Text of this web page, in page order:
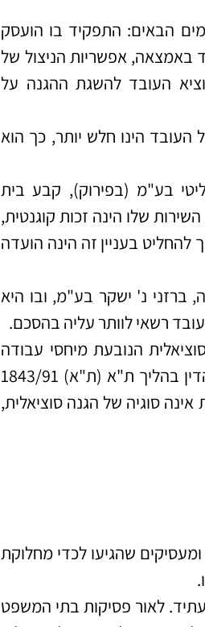
הבאים: התפקיד בו הועסק
באמצאה, אפשריות הניצול של
העובד להשגת ההגנה על
הינו חלש יותר, כך הוא
נ’ פלוראליטי בע"מ (בפירוק), קבע בית
שלו הינה זכות קוגנטית,
בעניין זה הינה הועדה
ברזני נ' ישקר בע"מ, ובו היא
רשאי לוותר עליה בהסכם.
הנובעת מיחסי עבודה
והטעונה הגנה מיוחדת, וזאת לרבות בהסתמך על האמור בפסק הדין בהליך ת"א (ת"א) 1843/91
סוגיה של הגנה סוציאלית,
שהגיעו לכדי מחלוקת
לאור פסיקות בתי המשפט